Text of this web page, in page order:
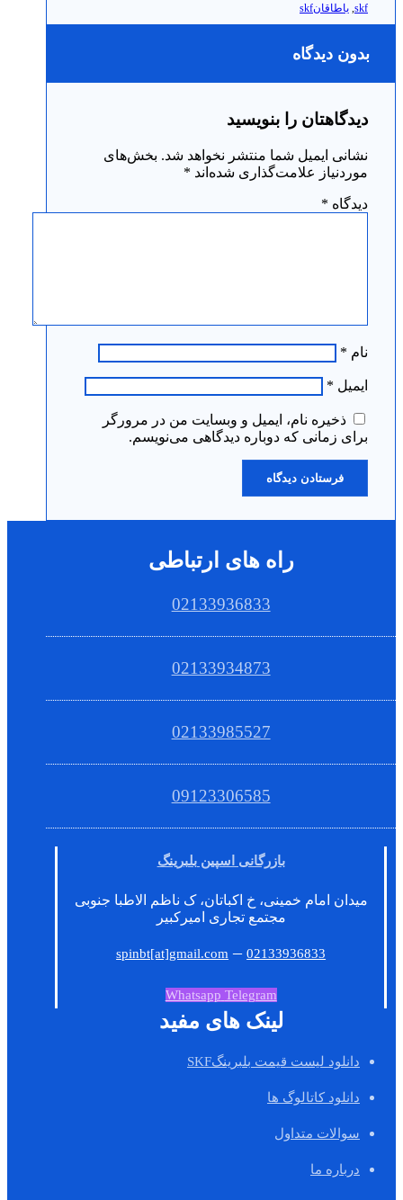
skf
, یاطاقانskf
بدون دیدگاه
دیدگاهتان را بنویسید
نشانی ایمیل شما منتشر نخواهد شد. بخش‌های
موردنیاز علامت‌گذاری شده‌اند *
دیدگاه *
نام *
ایمیل *
ذخیره نام، ایمیل و وبسایت من در مرورگر
برای زمانی که دوباره دیدگاهی می‌نویسم.
راه های ارتباطی
02133936833
02133934873
02133985527
09123306585
بازرگانی اسپین بلبرینگ
میدان امام خمینی، خ اکباتان، ک ناظم الاطبا جنوبی
مجتمع تجاری امیرکبیر
spinbt[at]gmail.com –02133936833
Whatsapp Telegram
لینک های مفید
دانلود لیست قیمت بلبرینگSKF
دانلود کاتالوگ ها
سوالات متداول
درباره ما